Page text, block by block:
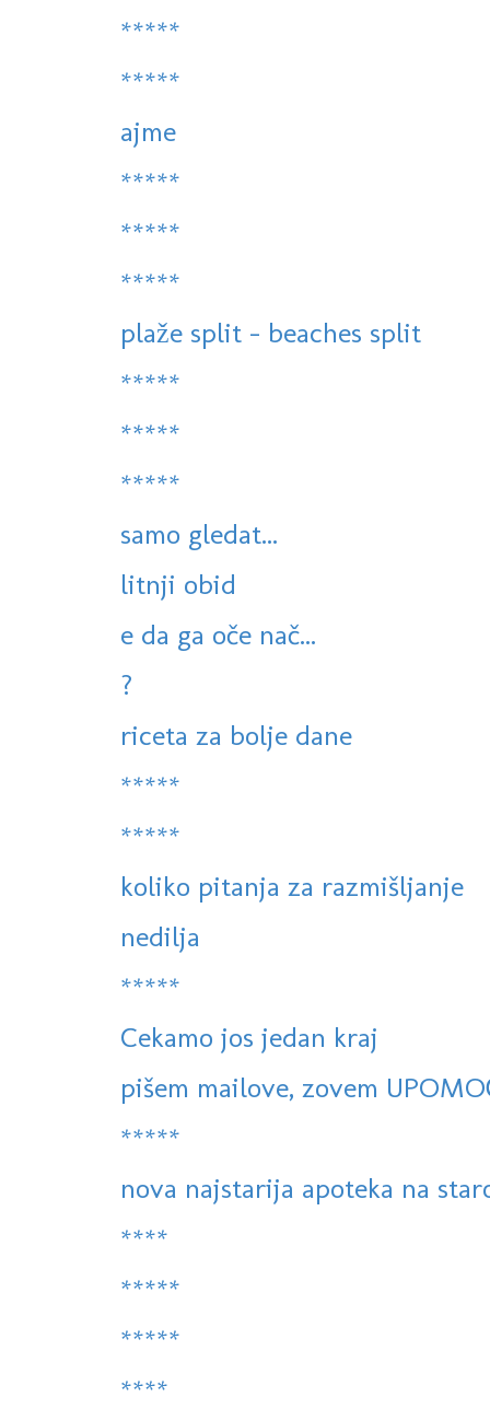
*****
*****
ajme
*****
*****
*****
plaže split - beaches split
*****
*****
*****
samo gledat...
litnji obid
e da ga oče nač...
?
riceta za bolje dane
*****
*****
koliko pitanja za razmišljanje
nedilja
*****
Cekamo jos jedan kraj
pišem mailove, zovem
*****
nova najstarija apoteka na
****
*****
*****
****